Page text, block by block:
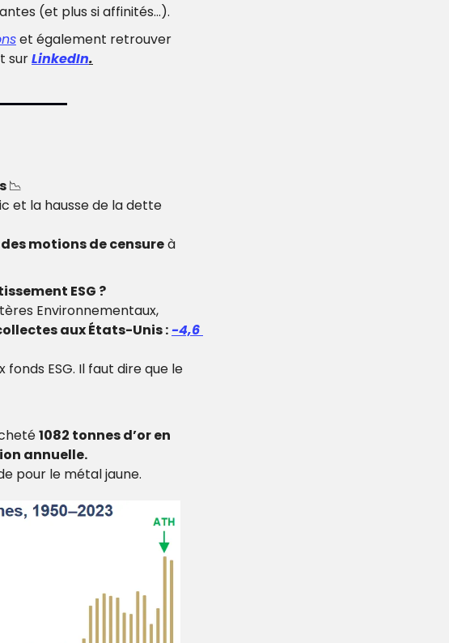
(et plus si affinités…).
et également retrouver
sur LinkedIn.
📉
et la hausse de la dette
des motions de censure à
ESG ?
Environnementaux,
aux États-Unis : -4,6
ESG. Il faut dire que le
1082 tonnes d’or en
annuelle.
pour le métal jaune.